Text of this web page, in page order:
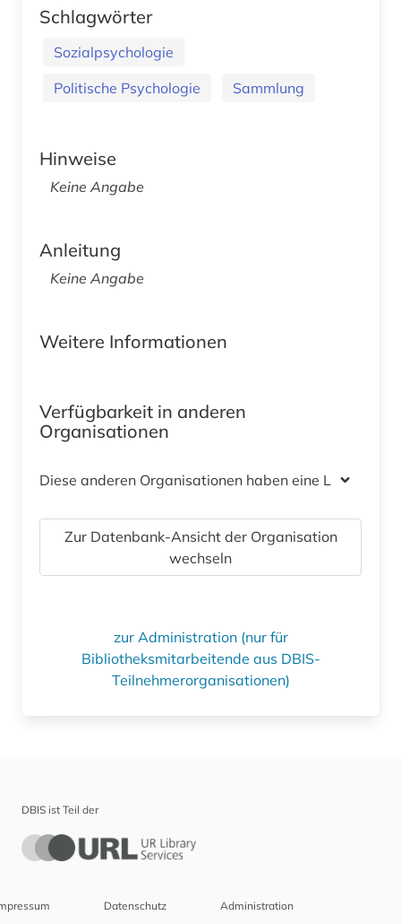
Schlagwörter
Sozialpsychologie
Politische Psychologie
Sammlung
Hinweise
Keine Angabe
Anleitung
Keine Angabe
Weitere Informationen
Verfügbarkeit in anderen
Organisationen
Diese anderen Organisationen haben eine Lizenz
Zur Datenbank-Ansicht der Organisation
wechseln
zur Administration (nur für
Bibliotheksmitarbeitende aus DBIS-
Teilnehmerorganisationen)
DBIS ist Teil der
Datenschutz Administration